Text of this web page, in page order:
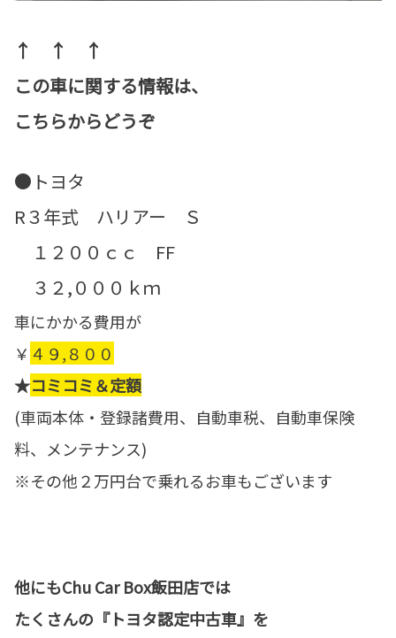
↑ ↑ ↑
この車に関する情報は、
こちらからどうぞ
●トヨタ
R３年式 ハリアー Ｓ
１２００ｃｃ FF
３２,０００ｋｍ
車にかかる費用が
￥ ４９,８００
★コミコミ＆定額
(車両本体・登録諸費用、自動車税、自動車保険
料、メンテナンス)
※その他２万円台で乗れるお車もございます
他にもChu Car Box飯田店では
たくさんの『トヨタ認定中古車』を